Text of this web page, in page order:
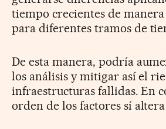
tiempo crecientes de manera
para diferentes tramos de
De esta manera, podría
los análisis y mitigar así el
infraestructuras fallidas. En
orden de los factores sí